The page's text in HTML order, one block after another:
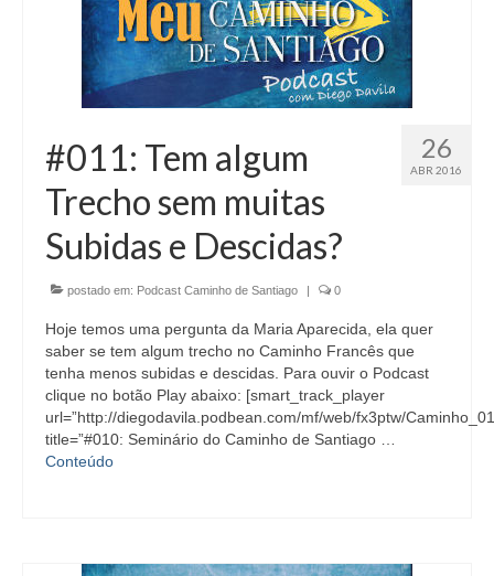
Tecnologia
Baixe a lista do que Colocar na Mochila
Historias de Peregrinos
Envie sua Pergunta…
Podcast do Caminho
26
ABR 2016
#011: Tem algum
Trecho sem muitas
Subidas e Descidas?
postado em: Podcast Caminho de Santiago | 0
Hoje temos uma pergunta da Maria Aparecida, ela quer
saber se tem algum trecho no Caminho Francês que
tenha menos subidas e descidas. Para ouvir o Podcast
clique no botão Play abaixo: [smart_track_player
url=”http://diegodavila.podbean.com/mf/web/fx3ptw/
title=”#010: Seminário do Caminho de Santiago …
Conteúdo